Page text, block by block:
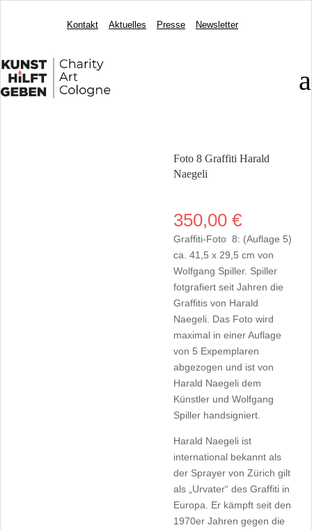
Kontakt Aktuelles Presse Newsletter
a
Foto 8 Graffiti Harald
Naegeli
350,00 €
Graffiti-Foto 8: (Auflage 5)
ca. 41,5 x 29,5 cm von
Wolfgang Spiller. Spiller
fotgrafiert seit Jahren die
Graffitis von Harald
Naegeli. Das Foto wird
maximal in einer Auflage
von 5 Expemplaren
abgezogen und ist von
Harald Naegeli dem
Künstler und Wolfgang
Spiller handsigniert.
Harald Naegeli ist
international bekannt als
der Sprayer von Zürich gilt
als „Urvater“ des Graffiti in
Europa. Er kämpft seit den
1970er Jahren gegen die